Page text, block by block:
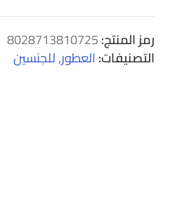
رمز المنتج:8028713810725
التصنيفات: العطور,للجنسين